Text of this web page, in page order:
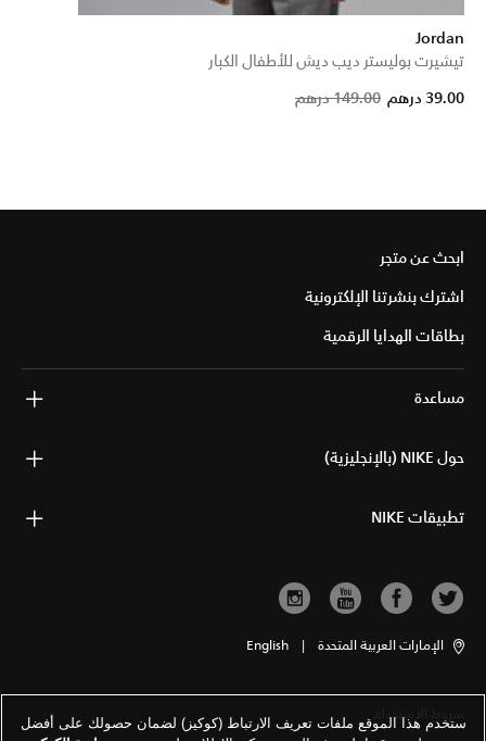
Jordan
تيشيرت بوليستر ديب ديش للأطفال الكبار
Price reduced149.00 درهم to 39.00 درهم
ابحث عن متجر
اشترك بنشرتنا الإلكترونية
بطاقات الهدايا الرقمية
مساعدة
حول NIKE (بالإنجليزية)
تطبيقات NIKE
الإمارات العربية المتحدة |
English
شروط الاستخدام
ستخدم هذا الموقع ملفات تعريف الارتباط (كوكيز) لضمان حصولك على أفضل